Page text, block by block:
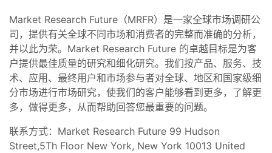
Market Research Future（MRFR）是一家全球市场调研公
司，提供有关全球不同市场和消费者的完整而准确的分析，
并以此为荣。Market Research Future 的卓越目标是为客
户提供最佳质量的研究和细化研究。我们按产品、服务、技
术、应用、最终用户和市场参与者对全球、地区和国家级细
分市场进行市场研究，使我们的客户能够看到更多，了解更
多，做得更多，从而帮助回答您最重要的问题。
联系方式：Market Research Future 99 Hudson
Street,5Th Floor New York, New York 10013 United